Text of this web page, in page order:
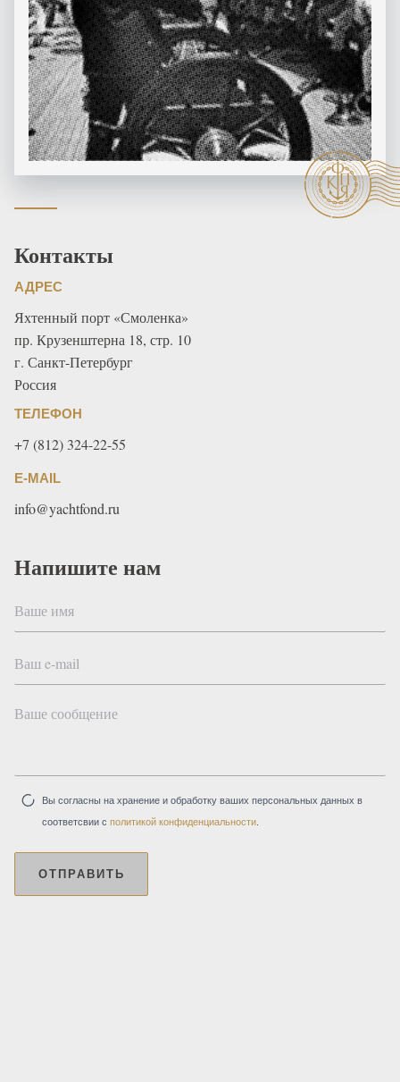
Контакты
АДРЕС
Яхтенный порт «Смоленка»
пр. Крузенштерна 18, стр. 10
г. Санкт-Петербург
Россия
ТЕЛЕФОН
+7 (812) 324-22-55
E-MAIL
info@yachtfond.ru
Напишите нам
Вы согласны на хранение и обработку ваших персональных данных в
соответсвии сполитикой конфиденциальности
ОТПРАВИТЬ